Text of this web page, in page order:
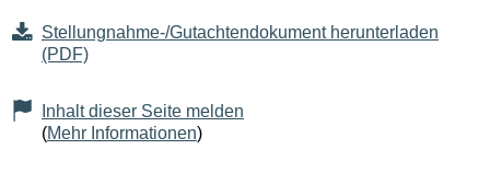
Stellungnahme-/Gutachtendokument herunterladen
(PDF)
Inhalt dieser Seite melden
(Mehr Informationen)